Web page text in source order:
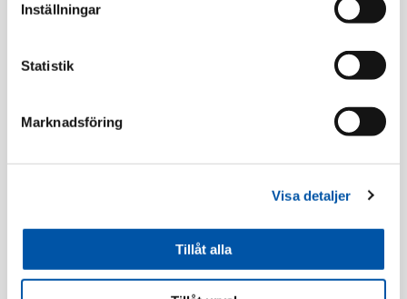
Inställningar
Statistik
Marknadsföring
Visa detaljer
Tillåt alla
Tele/Data